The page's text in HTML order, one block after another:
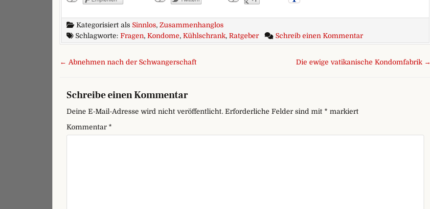
Kategorisiert als Sinnlos, Zusammenhanglos
Schlagworte: Fragen, Kondome, Kühlschrank, Ratgeber Schreib einen Kommentarzu Lieber nicht.
Beitragsnavigation Die ewige vatikanische Kondomfabrik →
← Abnehmen nach der Schwangerschaft
Schreibe einen Kommentar
Deine E-Mail-Adresse wird nicht veröffentlicht. Erforderliche Felder sind mit * markiert
Kommentar *